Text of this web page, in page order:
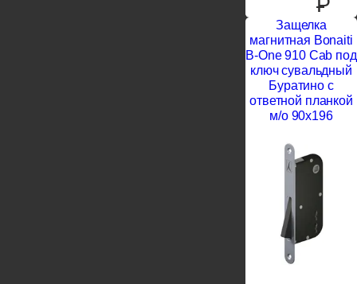
Защелка
магнитная Bonaiti
B-One 910 Cab под
ключ сувальдный
Буратино c
ответной планкой
м/о 90х196